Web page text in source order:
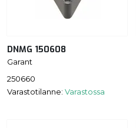
DNMG 150608
Garant
250660
Varastotilanne: Varastossa